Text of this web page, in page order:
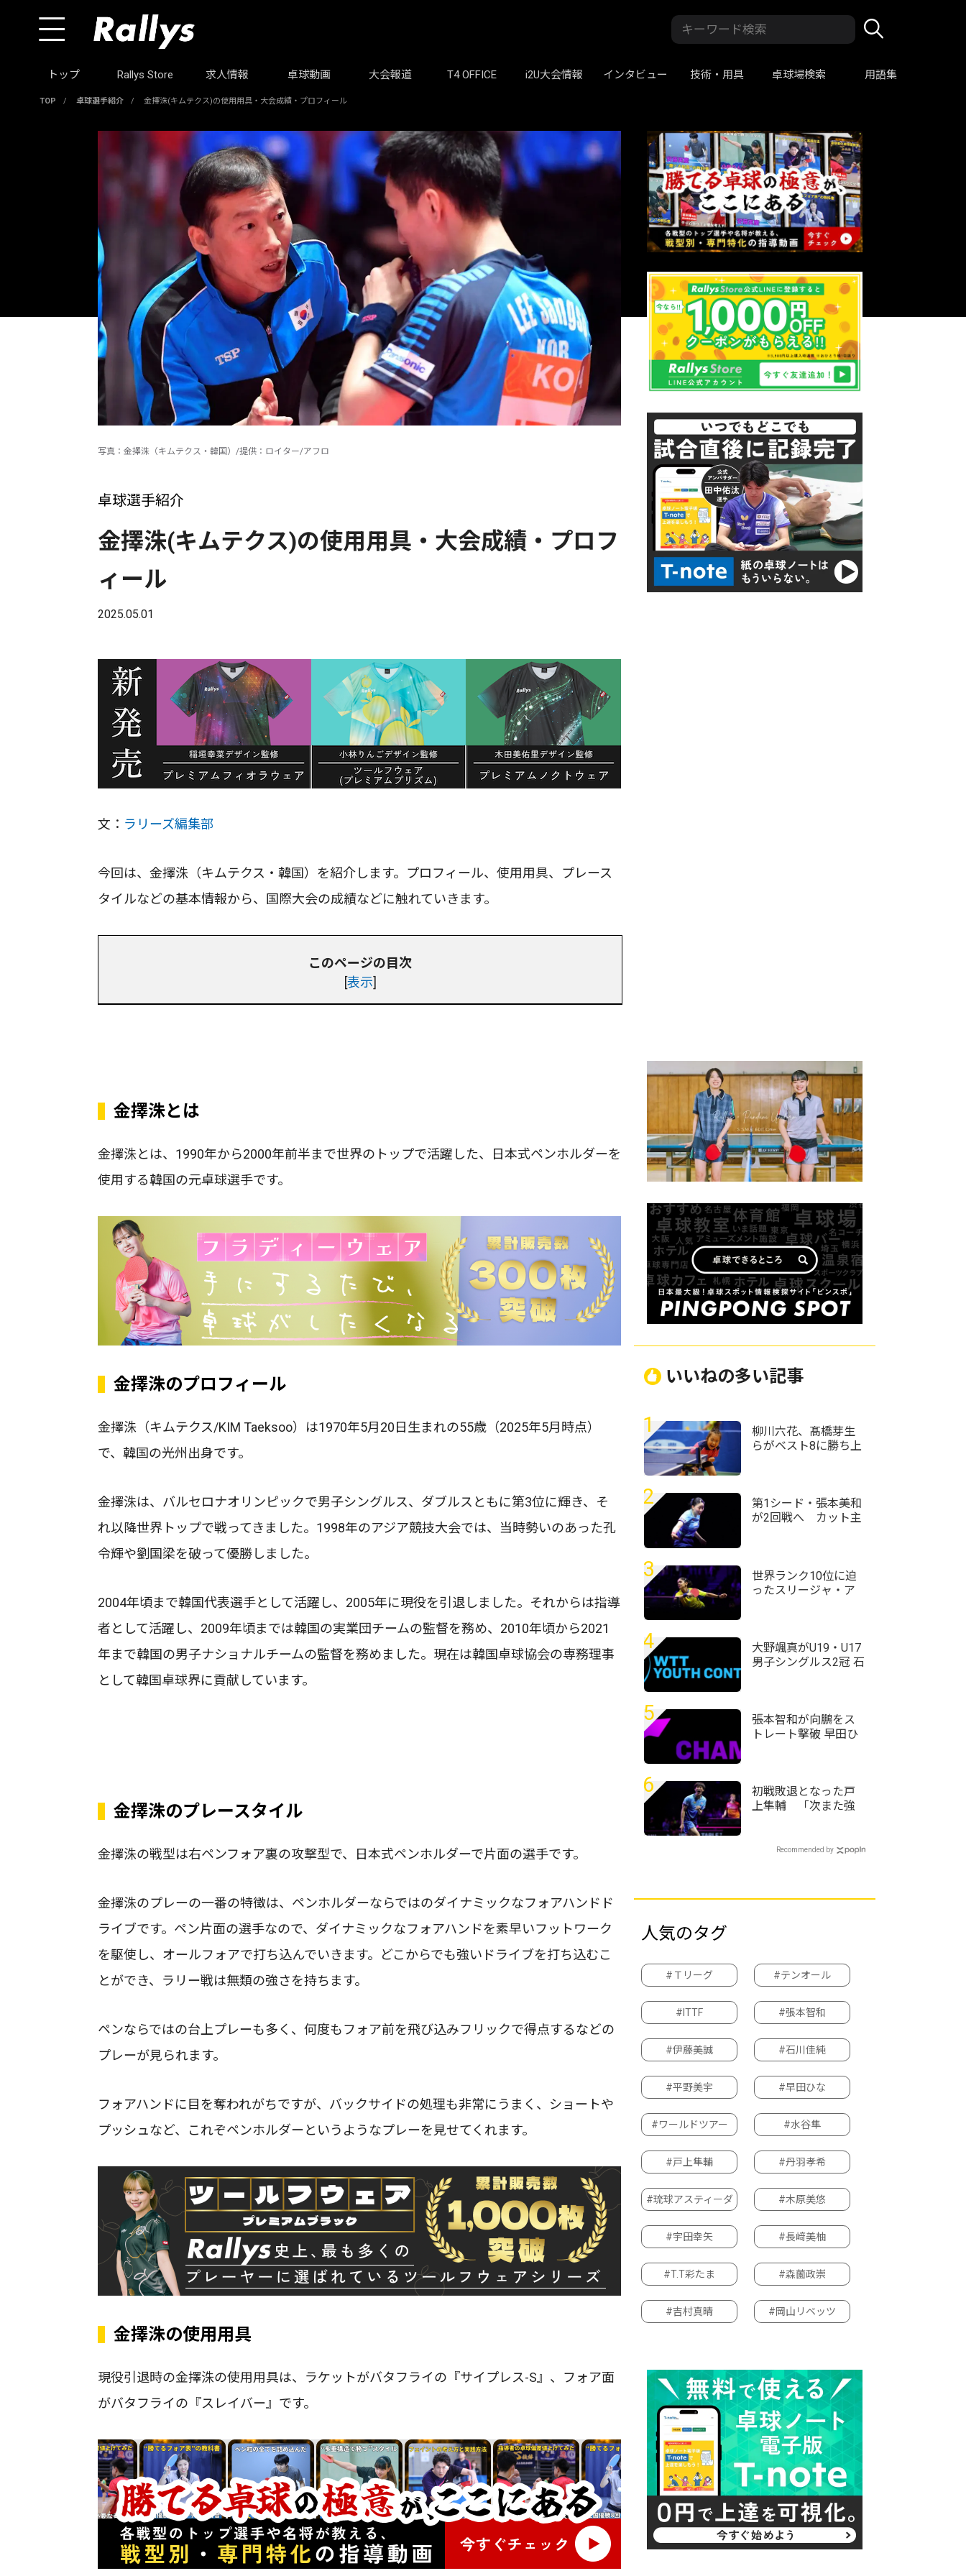
トップ Rallys Store 求人情報 卓球動画 大会報道 T4 OFFICE i2U大会情報 インタビュー 技術・用具 卓球場検索 用語集
TOP / 卓球選手紹介 / 金擇洙(キムテクス)の使用用具・大会成績・プロフィール
写真：金擇洙（キムテクス・韓国）/提供：ロイター/アフロ
卓球選手紹介
金擇洙(キムテクス)の使用用具・大会成績・プロフ
ィール
2025.05.01
文： ラリーズ編集部
今回は、金擇洙（キムテクス・韓国）を紹介します。プロフィール、使用用具、プレース
タイルなどの基本情報から、国際大会の成績などに触れていきます。
このページの目次
[表示]
金擇洙とは
金擇洙とは、1990年から2000年前半まで世界のトップで活躍した、日本式ペンホルダーを
使用する韓国の元卓球選手です。
金擇洙のプロフィール
金擇洙（キムテクス/KIM Taeksoo）は1970年5月20日生まれの55歳（2025年5月時点）
で、韓国の光州出身です。
金擇洙は、バルセロナオリンピックで男子シングルス、ダブルスともに第3位に輝き、そ
れ以降世界トップで戦ってきました。1998年のアジア競技大会では、当時勢いのあった孔
令輝や劉国梁を破って優勝しました。
2004年頃まで韓国代表選手として活躍し、2005年に現役を引退しました。それからは指導
者として活躍し、2009年頃までは韓国の実業団チームの監督を務め、2010年頃から2021
年まで韓国の男子ナショナルチームの監督を務めました。現在は韓国卓球協会の専務理事
として韓国卓球界に貢献しています。
金擇洙のプレースタイル
金擇洙の戦型は右ペンフォア裏の攻撃型で、日本式ペンホルダーで片面の選手です。
金擇洙のプレーの一番の特徴は、ペンホルダーならではのダイナミックなフォアハンドド
ライブです。ペン片面の選手なので、ダイナミックなフォアハンドを素早いフットワーク
を駆使し、オールフォアで打ち込んでいきます。どこからでも強いドライブを打ち込むこ
とができ、ラリー戦は無類の強さを持ちます。
ペンならではの台上プレーも多く、何度もフォア前を飛び込みフリックで得点するなどの
プレーが見られます。
フォアハンドに目を奪われがちですが、バックサイドの処理も非常にうまく、ショートや
プッシュなど、これぞペンホルダーというようなプレーを見せてくれます。
金擇洙の使用用具
現役引退時の金擇洙の使用用具は、ラケットがバタフライの『サイプレス-S』、フォア面
がバタフライの『スレイバー』です。
いいねの多い記事
1
柳川六花、髙橋芽生
らがベスト8に勝ち上
2
第1シード・張本美和
が2回戦へ カット主
ンズ横浜2026＞
3
世界ランク10位に迫
ったスリージャ・ア
WTTチャンピオンズ
横浜2026＞
4
大野颯真がU19・U17
男子シングルス2冠 石
ンダー・アルマトイ
2026
5
張本智和が向鵬をス
トレート撃破 早田ひ
ンズ・横浜2026
6
初戦敗退となった戸
上隼輔 「次また強
りたい」＜卓球・
Recommended by
人気のタグ
#Ｔリーグ #テンオール
#ITTF #張本智和
#伊藤美誠 #石川佳純
#平野美宇 #早田ひな
#ワールドツアー #水谷隼
#戸上隼輔 #丹羽孝希
#琉球アスティーダ #木原美悠
#宇田幸矢 #長﨑美柚
#T.T彩たま #森薗政崇
#吉村真晴 #岡山リベッツ